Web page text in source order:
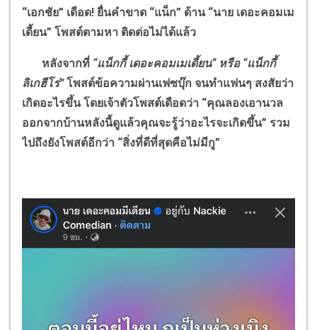
“เอกชัย” เดือด! ยื่นคำขาด “แน็ก” ด้าน “นาย เดอะคอมเม
เดี้ยน” โพสต์ตามหา ติดต่อไม่ได้แล้ว
หลังจากที่ “แน็กกี้ เดอะคอมเมเดี้ยน“ หรือ “แน็กกี้
ลิเกฮีโร่” โพสต์ข้อความผ่านเฟซบุ๊ก จนทำแฟนๆ สงสัยว่า
เกิดอะไรขึ้น โดยเจ้าตัวโพสต์เดือดว่า “คุณลองเอานวล
ออกจากบ้านหลังนี้ดูแล้วคุณจะรู้ว่าอะไรจะเกิดขึ้น” รวม
ไปถึงยังโพสต์อีกว่า “สิ่งที่ดีที่สุดคือไม่มีกู”